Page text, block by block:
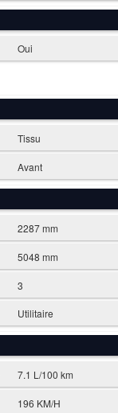
Oui
Tissu
Avant
2287 mm
5048 mm
3
Utilitaire
7.1 L/100 km
196 KM/H